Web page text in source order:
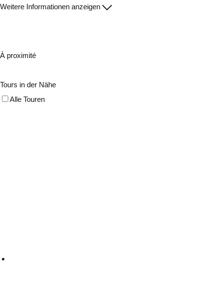
Weitere Informationen anzeigen
À proximité
Tours in der Nähe
Alle Touren